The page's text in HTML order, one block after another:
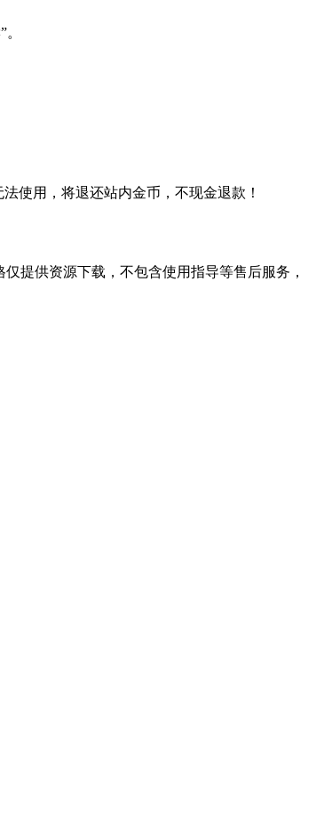
使用，将退还站内金币，不现金退款！
提供资源下载，不包含使用指导等售后服务，